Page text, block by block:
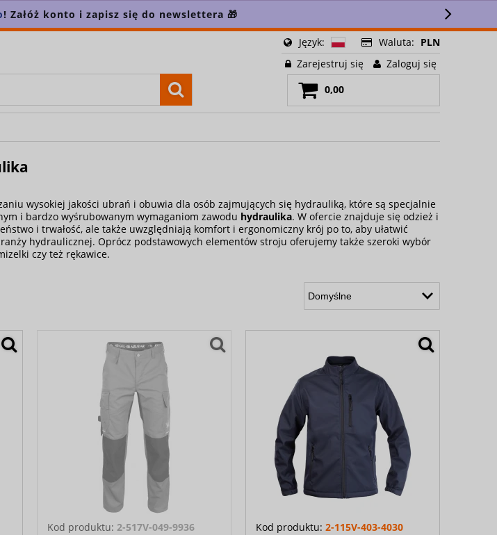
! Załóż konto i zapisz się do newslettera 🎁
Język: Waluta: PLN
Zarejestruj się
Zaloguj się
0,00
wysokiej jakości ubrań i obuwia dla osób zajmujących się hydrauliką, które są specjalnie
i bardzo wyśrubowanym wymaganiom zawodu hydraulika. W ofercie znajduje się odzież i
i trwałość, ale także uwzględniają komfort i ergonomiczny krój po to, aby ułatwić
hydraulicznej. Oprócz podstawowych elementów stroju oferujemy także szeroki wybór
czy też rękawice.
Kod produktu: 2-517V-049-9936 Kod produktu: 2-115V-403-4030